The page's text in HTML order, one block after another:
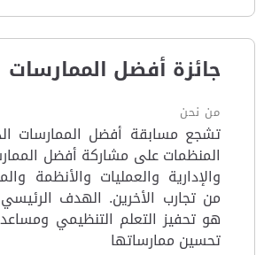
جائزة أفضل الممارسات
من نحن
المنظمات على مشاركة أفضل
والإدارية والعمليات والأنظمة
من تجارب الأخرين. الهدف
هو تحفيز التعلم التنظيمي
تحسين ممارساتها